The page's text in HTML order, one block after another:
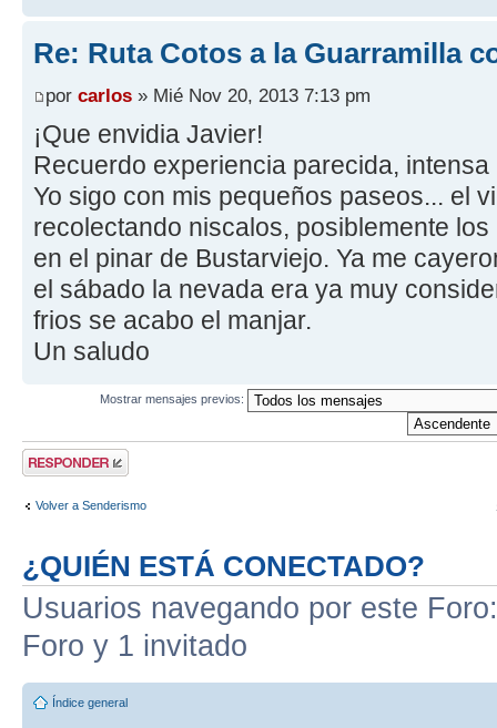
Re: Ruta Cotos a la Guarramilla
por carlos » Mié Nov 20, 2013 7:13 pm
¡Que envidia Javier!
Recuerdo experiencia parecida,
Yo sigo con mis pequeños paseos... el
recolectando niscalos, posiblemente
en el pinar de Bustarviejo. Ya me
el sábado la nevada era ya muy
frios se acabo el manjar.
Un saludo
Mostrar mensajes previos:
Publicar una
respuesta
Volver a Senderismo
¿QUIÉN ESTÁ CONECTADO?
Usuarios navegando por este
Foro y 1 invitado
Índice general